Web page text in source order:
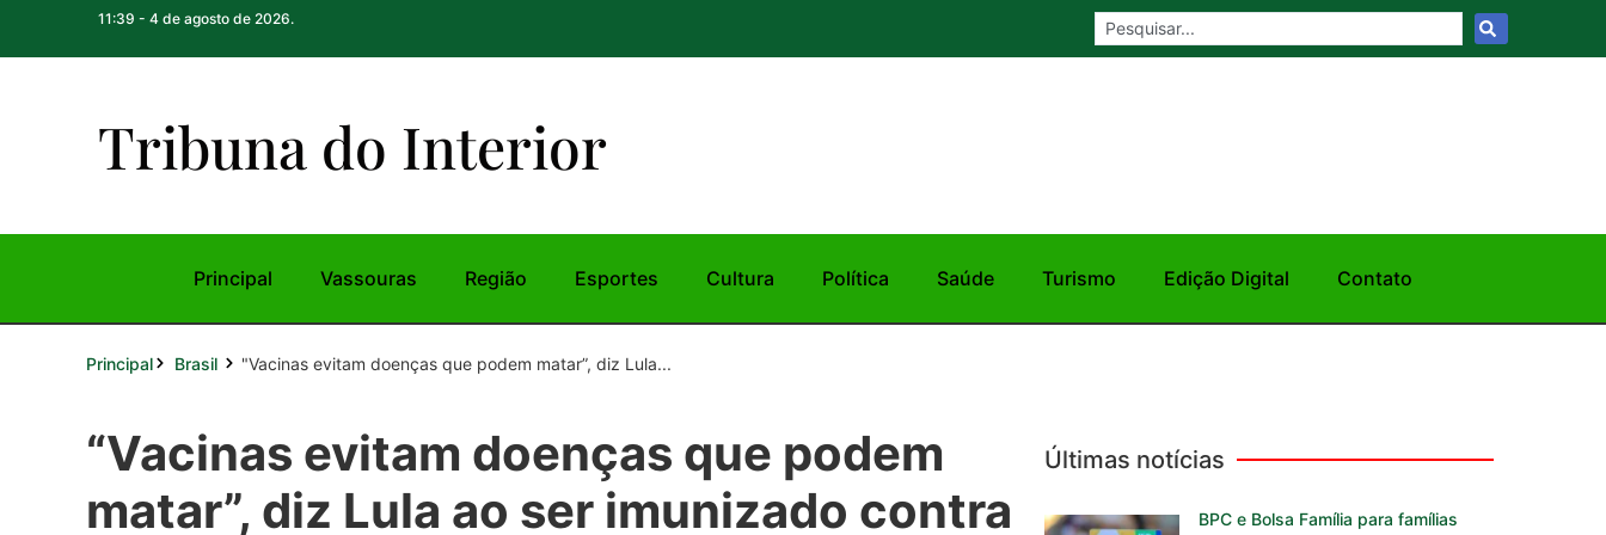
11:39 - 4 de agosto de 2026.
Tribuna do Interior
Principal Vassouras Região Esportes Cultura Política Saúde Turismo Edição Digital Contato
Principal Brasil "Vacinas evitam doenças que podem matar”, diz Lula...
“Vacinas evitam doenças que podem
matar”, diz Lula ao ser imunizado contra
Últimas notícias
BPC e Bolsa Família para famílias